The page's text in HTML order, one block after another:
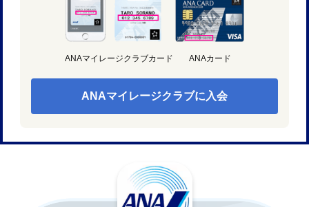
ANAマイレージクラブカード ANAカード
ANAマイレージクラブに入会